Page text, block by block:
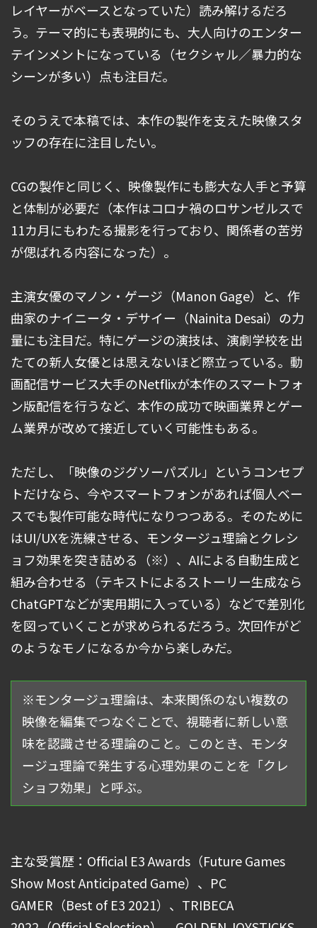
レイヤーがベースとなっていた）読み解けるだろ
う。テーマ的にも表現的にも、大人向けのエンター
テインメントになっている（セクシャル／暴力的な
シーンが多い）点も注目だ。
そのうえで本稿では、本作の製作を支えた映像スタ
ッフの存在に注目したい。
CGの製作と同じく、映像製作にも膨大な人手と予算
と体制が必要だ（本作はコロナ禍のロサンゼルスで
11カ月にもわたる撮影を行っており、関係者の苦労
が偲ばれる内容になった）。
主演女優のマノン・ゲージ（Manon Gage）と、作
曲家のナイニータ・デサイー（Nainita Desai）の力
量にも注目だ。特にゲージの演技は、演劇学校を出
たての新人女優とは思えないほど際立っている。動
画配信サービス大手のNetflixが本作のスマートフォ
ン版配信を行うなど、本作の成功で映画業界とゲー
ム業界が改めて接近していく可能性もある。
ただし、「映像のジグソーパズル」というコンセプ
トだけなら、今やスマートフォンがあれば個人ベー
スでも製作可能な時代になりつつある。そのために
はUI/UXを洗練させる、モンタージュ理論とクレシ
ョフ効果を突き詰める（※）、AIによる自動生成と
組み合わせる（テキストによるストーリー生成なら
ChatGPTなどが実用期に入っている）などで差別化
を図っていくことが求められるだろう。次回作がど
のようなモノになるか今から楽しみだ。
※モンタージュ理論は、本来関係のない複数の
映像を編集でつなぐことで、視聴者に新しい意
味を認識させる理論のこと。このとき、モンタ
ージュ理論で発生する心理効果のことを「クレ
ショフ効果」と呼ぶ。
主な受賞歴：Official E3 Awards（Future Games
Show Most Anticipated Game）、PC
GAMER（Best of E3 2021）、TRIBECA